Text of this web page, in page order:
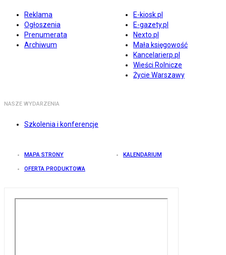
Reklama
Ogłoszenia
Prenumerata
Archiwum
E-kiosk.pl
E-gazety.pl
Nexto.pl
Mała księgowość
Kancelarierp.pl
Wieści Rolnicze
Życie Warszawy
NASZE WYDARZENIA
Szkolenia i konferencje
MAPA STRONY KALENDARIUM
OFERTA PRODUKTOWA